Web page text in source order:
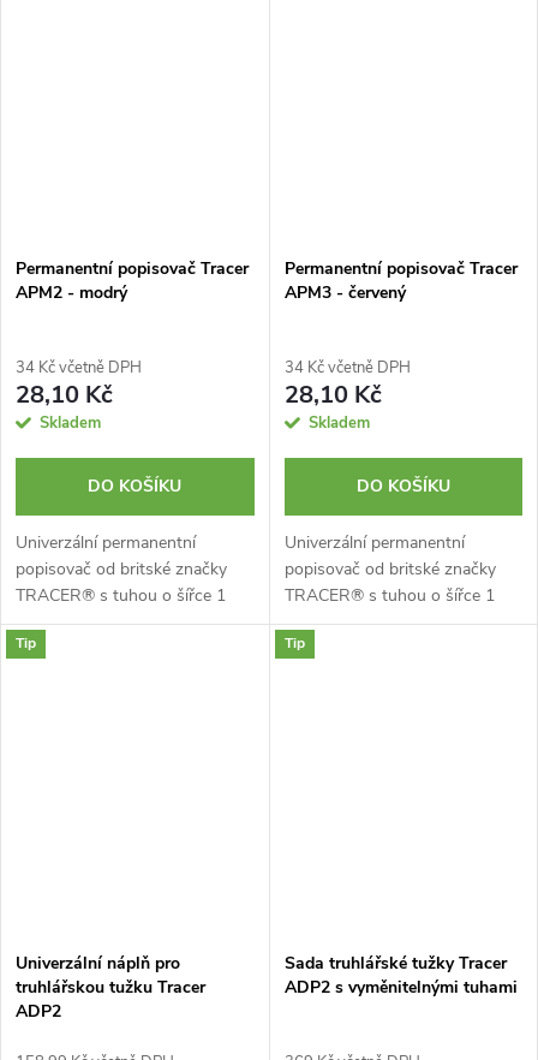
Permanentní popisovač Tracer
APM2 - modrý
34 Kč včetně DPH
28,10 Kč
Skladem
DO KOŠÍKU
Univerzální permanentní
popisovač od britské značky
TRACER® s tuhou o šířce 1
mm. Rychleschnoucí inkoust.
Bez toluenu a xylenů. Modrá
Permanentní popisovač Tracer
APM3 - červený
34 Kč včetně DPH
28,10 Kč
Skladem
DO KOŠÍKU
Univerzální permanentní
popisovač od britské značky
TRACER® s tuhou o šířce 1
mm. Rychleschnoucí inkoust.
Bez toluenu a xylenů. Červená
Tip
Univerzální náplň pro
truhlářskou tužku Tracer
ADP2
Tip
Sada truhlářské tužky Tracer
ADP2 s vyměnitelnými tuhami